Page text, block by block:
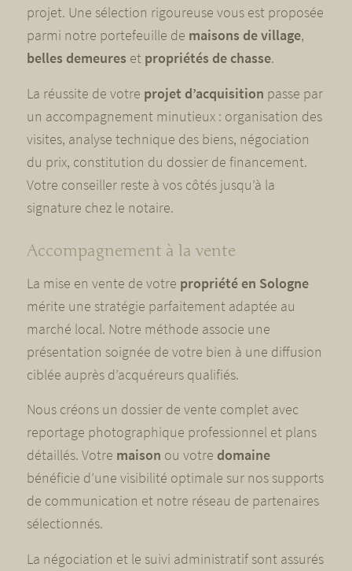
projet. Une sélection rigoureuse vous est proposée
parmi notre portefeuille de maisons de village,
belles demeures et propriétés de chasse.
La réussite de votre projet d’acquisition passe par
un accompagnement minutieux : organisation des
visites, analyse technique des biens, négociation
du prix, constitution du dossier de financement.
Votre conseiller reste à vos côtés jusqu’à la
signature chez le notaire.
Accompagnement à la vente
La mise en vente de votre propriété en Sologne
mérite une stratégie parfaitement adaptée au
marché local. Notre méthode associe une
présentation soignée de votre bien à une diffusion
ciblée auprès d’acquéreurs qualifiés.
Nous créons un dossier de vente complet avec
reportage photographique professionnel et plans
détaillés. Votre maison ou votre domaine
bénéficie d’une visibilité optimale sur nos supports
de communication et notre réseau de partenaires
sélectionnés.
La négociation et le suivi administratif sont assurés